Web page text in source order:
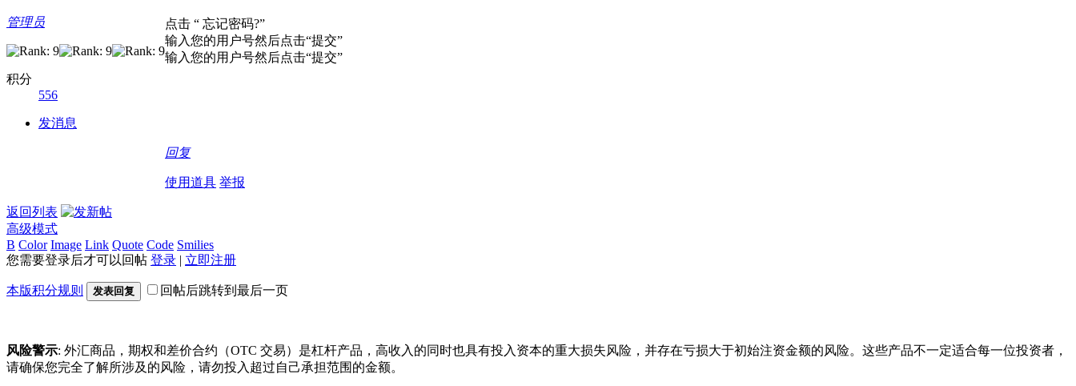
管理员
积分
556
发消息
点击 “ 忘记密码?”
输入您的用户号然后点击“提交”
输入您的用户号然后点击“提交”
回复
使用道具 举报
返回列表
高级模式
B Color Image Link Quote Code Smilies
您需要登录后才可以回帖 登录 | 立即注册
本版积分规则 发表回复 回帖后跳转到最后一页
风险警示: 外汇商品，期权和差价合约（OTC 交易）是杠杆产品，高收入的同时也具有投入资本的重大损失风险，并存在亏损大于初始注资金额的风险。这些产品不一定适合每一位投资者，
请确保您完全了解所涉及的风险，请勿投入超过自己承担范围的金额。